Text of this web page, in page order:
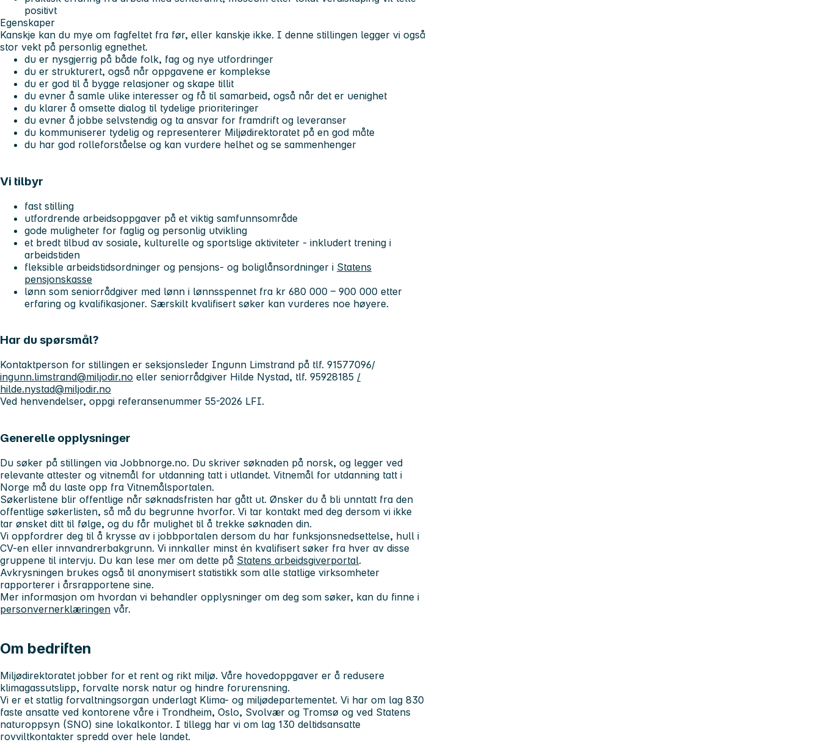
positivt
Egenskaper
Kanskje kan du mye om fagfeltet fra før, eller kanskje ikke. I denne stillingen legger vi også
stor vekt på personlig egnethet.
du er nysgjerrig på både folk, fag og nye utfordringer
du er strukturert, også når oppgavene er komplekse
du er god til å bygge relasjoner og skape tillit
du evner å samle ulike interesser og få til samarbeid, også når det er uenighet
du klarer å omsette dialog til tydelige prioriteringer
du evner å jobbe selvstendig og ta ansvar for framdrift og leveranser
du kommuniserer tydelig og representerer Miljødirektoratet på en god måte
du har god rolleforståelse og kan vurdere helhet og se sammenhenger
Vi tilbyr
fast stilling
utfordrende arbeidsoppgaver på et viktig samfunnsområde
gode muligheter for faglig og personlig utvikling
et bredt tilbud av sosiale, kulturelle og sportslige aktiviteter - inkludert trening i
arbeidstiden
fleksible arbeidstidsordninger og pensjons- og boliglånsordninger i Statens
pensjonskasse
lønn som seniorrådgiver med lønn i lønnsspennet fra kr 680 000 – 900 000 etter
erfaring og kvalifikasjoner. Særskilt kvalifisert søker kan vurderes noe høyere.
Har du spørsmål?
Kontaktperson for stillingen er seksjonsleder Ingunn Limstrand på tlf. 91577096/
ingunn.limstrand@miljodir.no eller seniorrådgiver Hilde Nystad, tlf. 95928185 /
hilde.nystad@miljodir.no
Ved henvendelser, oppgi referansenummer 55-2026 LFI.
Generelle opplysninger
Du søker på stillingen via Jobbnorge.no. Du skriver søknaden på norsk, og legger ved
relevante attester og vitnemål for utdanning tatt i utlandet. Vitnemål for utdanning tatt i
Norge må du laste opp fra Vitnemålsportalen.
Søkerlistene blir offentlige når søknadsfristen har gått ut. Ønsker du å bli unntatt fra den
offentlige søkerlisten, så må du begrunne hvorfor. Vi tar kontakt med deg dersom vi ikke
tar ønsket ditt til følge, og du får mulighet til å trekke søknaden din.
Vi oppfordrer deg til å krysse av i jobbportalen dersom du har funksjonsnedsettelse, hull i
CV-en eller innvandrerbakgrunn. Vi innkaller minst én kvalifisert søker fra hver av disse
gruppene til intervju. Du kan lese mer om dette på Statens arbeidsgiverportal.
Avkrysningen brukes også til anonymisert statistikk som alle statlige virksomheter
rapporterer i årsrapportene sine.
Mer informasjon om hvordan vi behandler opplysninger om deg som søker, kan du finne i
personvernerklæringen vår.
Om bedriften
Miljødirektoratet jobber for et rent og rikt miljø. Våre hovedoppgaver er å redusere
klimagassutslipp, forvalte norsk natur og hindre forurensning.
Vi er et statlig forvaltningsorgan underlagt Klima- og miljødepartementet. Vi har om lag 830
faste ansatte ved kontorene våre i Trondheim, Oslo, Svolvær og Tromsø og ved Statens
naturoppsyn (SNO) sine lokalkontor. I tillegg har vi om lag 130 deltidsansatte
rovviltkontakter spredd over hele landet.